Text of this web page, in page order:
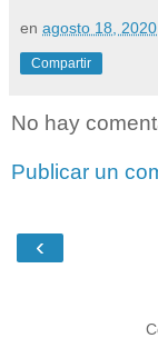
en agosto 18, 2020
Compartir
No hay
Publicar un
‹